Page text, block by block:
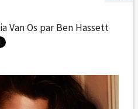
Van Os par Ben Hassett